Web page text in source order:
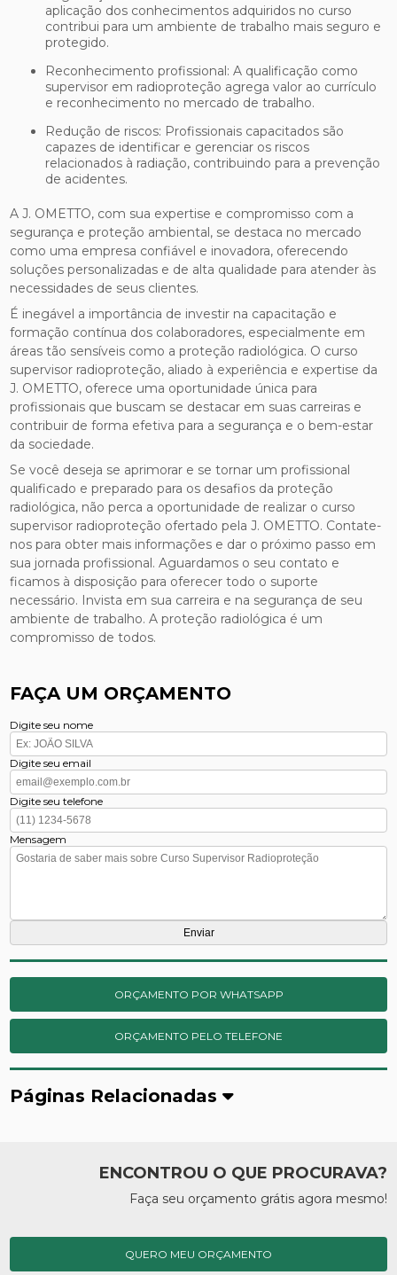
aplicação dos conhecimentos adquiridos no curso
contribui para um ambiente de trabalho mais seguro e
protegido.
Reconhecimento profissional: A qualificação como
supervisor em radioproteção agrega valor ao currículo
e reconhecimento no mercado de trabalho.
Redução de riscos: Profissionais capacitados são
capazes de identificar e gerenciar os riscos
relacionados à radiação, contribuindo para a prevenção
de acidentes.
A J. OMETTO, com sua expertise e compromisso com a
segurança e proteção ambiental, se destaca no mercado
como uma empresa confiável e inovadora, oferecendo
soluções personalizadas e de alta qualidade para atender às
necessidades de seus clientes.
É inegável a importância de investir na capacitação e
formação contínua dos colaboradores, especialmente em
áreas tão sensíveis como a proteção radiológica. O curso
supervisor radioproteção, aliado à experiência e expertise da
J. OMETTO, oferece uma oportunidade única para
profissionais que buscam se destacar em suas carreiras e
contribuir de forma efetiva para a segurança e o bem-estar
da sociedade.
Se você deseja se aprimorar e se tornar um profissional
qualificado e preparado para os desafios da proteção
radiológica, não perca a oportunidade de realizar o curso
supervisor radioproteção ofertado pela J. OMETTO. Contate-
nos para obter mais informações e dar o próximo passo em
sua jornada profissional. Aguardamos o seu contato e
ficamos à disposição para oferecer todo o suporte
necessário. Invista em sua carreira e na segurança de seu
ambiente de trabalho. A proteção radiológica é um
compromisso de todos.
FAÇA UM ORÇAMENTO
Digite seu nome
Digite seu email
Digite seu telefone
Mensagem
ORÇAMENTO POR WHATSAPP
ORÇAMENTO PELO TELEFONE
Páginas Relacionadas
ENCONTROU O QUE PROCURAVA?
Faça seu orçamento grátis agora mesmo!
QUERO MEU ORÇAMENTO